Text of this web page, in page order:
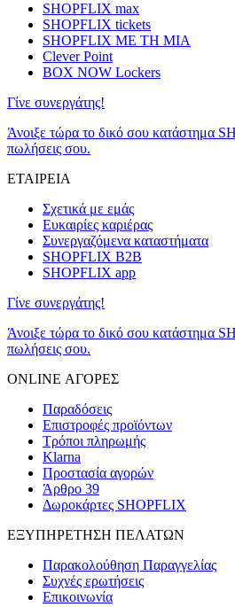
SHOPFLIX max
SHOPFLIX tickets
SHOPFLIX ΜΕ ΤΗ ΜΙΑ
Clever Point
BOX NOW Lockers
Γίνε συνεργάτης!
Άνοιξε τώρα το δικό σου κατάστημα
πωλήσεις σου.
ΕΤΑΙΡΕΙΑ
Σχετικά με εμάς
Ευκαιρίες καριέρας
Συνεργαζόμενα καταστήματα
SHOPFLIX B2B
SHOPFLIX app
Γίνε συνεργάτης!
Άνοιξε τώρα το δικό σου κατάστημα
πωλήσεις σου.
ONLINE ΑΓΟΡΕΣ
Παραδόσεις
Επιστροφές προϊόντων
Τρόποι πληρωμής
Klarna
Προστασία αγορών
Άρθρο 39
Δωροκάρτες SHOPFLIX
ΕΞΥΠΗΡΕΤΗΣΗ ΠΕΛΑΤΩΝ
Παρακολούθηση Παραγγελίας
Συχνές ερωτήσεις
Επικοινωνία